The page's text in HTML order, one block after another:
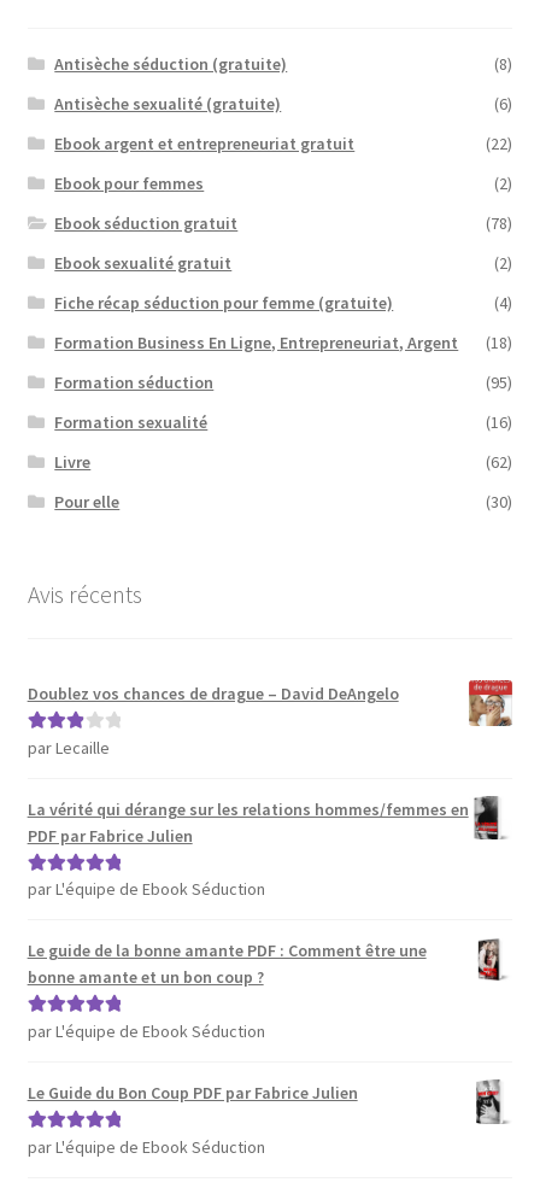
Antisèche séduction (gratuite)
(8)
Antisèche sexualité (gratuite)
(6)
Ebook argent et entrepreneuriat gratuit
(22)
Ebook pour femmes
(2)
Ebook séduction gratuit
(78)
Ebook sexualité gratuit
(2)
Fiche récap séduction pour femme (gratuite)
(4)
Formation Business En Ligne, Entrepreneuriat, Argent
(18)
Formation séduction
(95)
Formation sexualité
(16)
Livre
(62)
Pour elle
(30)
Avis récents
Doublez vos chances de drague – David DeAngelo
Note3
par Lecaille
La vérité qui dérange sur les relations hommes/femmes en
PDF par Fabrice Julien
Note5sur 5
par L'équipe de Ebook Séduction
Le guide de la bonne amante PDF : Comment être une
bonne amante et un bon coup ?
Note5sur 5
par L'équipe de Ebook Séduction
Le Guide du Bon Coup PDF par Fabrice Julien
Note5sur 5
par L'équipe de Ebook Séduction